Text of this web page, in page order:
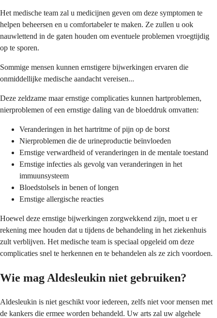
Het medische team zal u medicijnen geven om deze symptomen te
helpen beheersen en u comfortabeler te maken. Ze zullen u ook
nauwlettend in de gaten houden om eventuele problemen vroegtijdig
op te sporen.
Sommige mensen kunnen ernstigere bijwerkingen ervaren die
onmiddellijke medische aandacht vereisen...
Deze zeldzame maar ernstige complicaties kunnen hartproblemen,
nierproblemen of een ernstige daling van de bloeddruk omvatten:
Veranderingen in het hartritme of pijn op de borst
Nierproblemen die de urineproductie beïnvloeden
Ernstige verwardheid of veranderingen in de mentale toestand
Ernstige infecties als gevolg van veranderingen in het
immuunsysteem
Bloedstolsels in benen of longen
Ernstige allergische reacties
Hoewel deze ernstige bijwerkingen zorgwekkend zijn, moet u er
rekening mee houden dat u tijdens de behandeling in het ziekenhuis
zult verblijven. Het medische team is speciaal opgeleid om deze
complicaties snel te herkennen en te behandelen als ze zich voordoen.
Wie mag Aldesleukin niet gebruiken?
Aldesleukin is niet geschikt voor iedereen, zelfs niet voor mensen met
de kankers die ermee worden behandeld. Uw arts zal uw algehele